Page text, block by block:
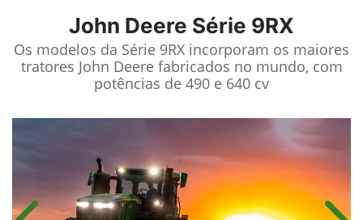
John Deere Série 9RX
Os modelos da Série 9RX incorporam os maiores
tratores John Deere fabricados no mundo, com
potências de 490 e 640 cv